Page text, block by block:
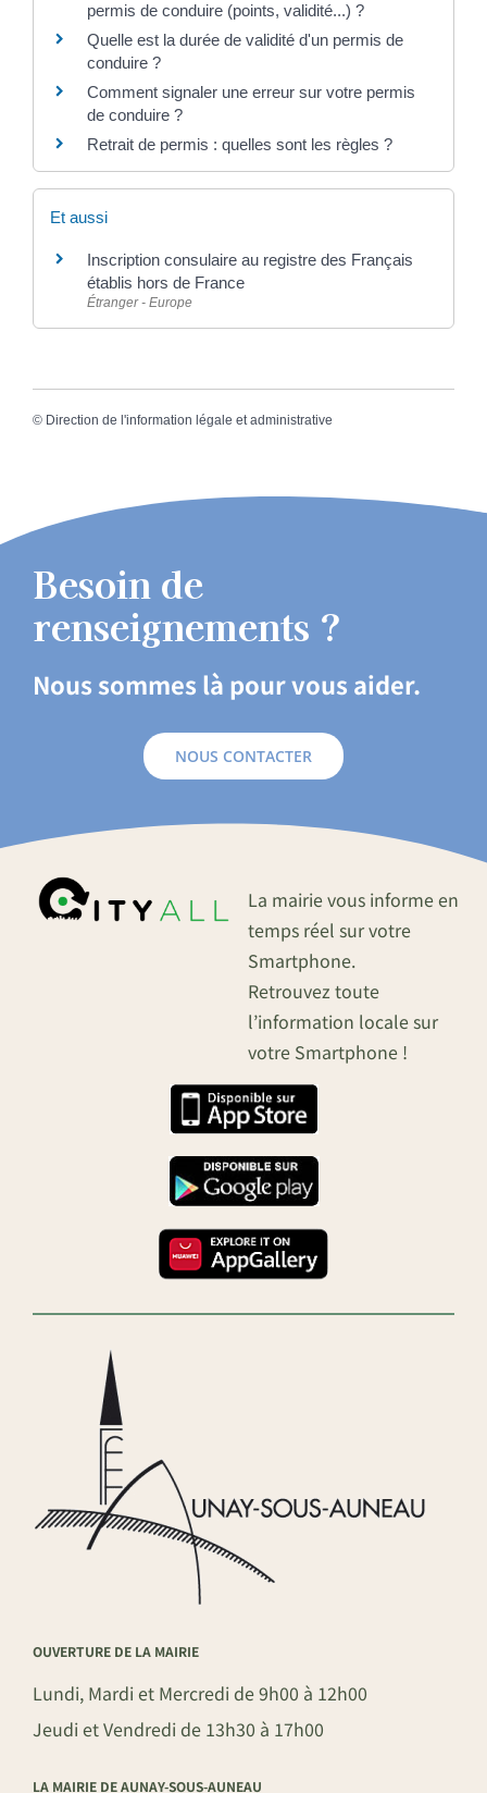
permis de conduire (points, validité...) ?
Quelle est la durée de validité d'un permis de
conduire ?
Comment signaler une erreur sur votre permis
de conduire ?
Retrait de permis : quelles sont les règles ?
Et aussi
Inscription consulaire au registre des Français
établis hors de France
Étranger - Europe
© Direction de l'information légale et administrative
Besoin de
renseignements ?
Nous sommes là pour vous aider.
NOUS CONTACTER
La mairie vous informe en
temps réel sur votre
Smartphone.
Retrouvez toute
l’information locale sur
votre Smartphone !
OUVERTURE DE LA MAIRIE
Lundi, Mardi et Mercredi de 9h00 à 12h00
Jeudi et Vendredi de 13h30 à 17h00
LA MAIRIE DE AUNAY-SOUS-AUNEAU